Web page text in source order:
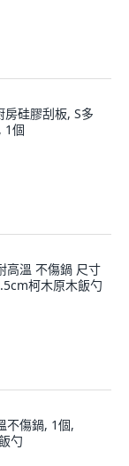
房硅膠刮板, S多
1個
高溫 不傷鍋 尺寸
柯木原木飯勺
不傷鍋, 1個,
勺